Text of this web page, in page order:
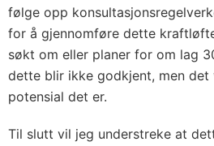
følge opp
for å gjennomføre dette
søkt om eller planer for om lag
dette blir ikke godkjent, men
potensial det er.
Til slutt vil jeg understreke at